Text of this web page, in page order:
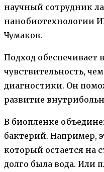
научный сотрудник
нанобиотехнологии
Чумаков.
Подход обеспечивает
чувствительность,
диагностики. Он
развитие
В биопленке
бактерий. Например,
который остается на
долго была вода. Или